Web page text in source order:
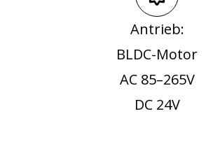
Antrieb:
BLDC-Motor
AC 85–265V
DC 24V